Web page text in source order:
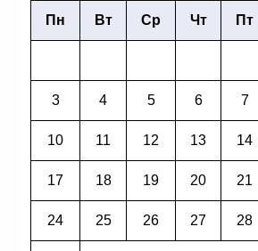
Пн Вт Ср Чт Пт
3 4 5 6 7
10 11 12 13 14
17 18 19 20 21
24 25 26 27 28